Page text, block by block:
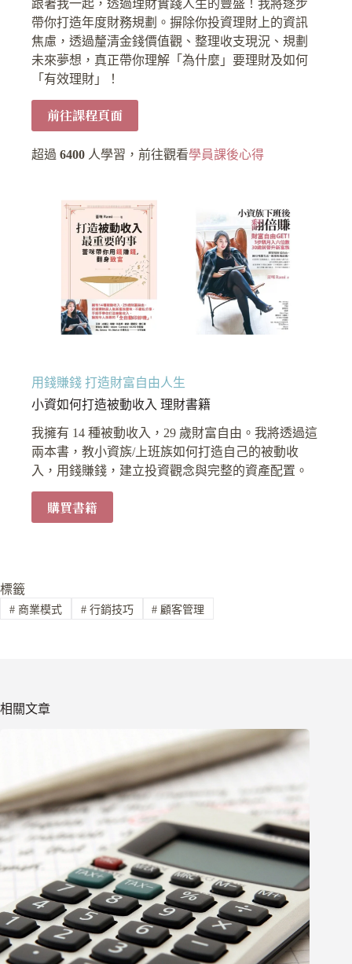
跟著我一起，透過理財實踐人生的豐盛！我將逐步
帶你打造年度財務規劃。摒除你投資理財上的資訊
焦慮，透過釐清金錢價值觀、整理收支現況、規劃
未來夢想，真正帶你理解「為什麼」要理財及如何
「有效理財」！
前往課程頁面
超過6400 人學習，前往觀看學員課後心得
用錢賺錢 打造財富自由人生
小資如何打造被動收入 理財書籍
我擁有 14 種被動收入，29 歲財富自由。我將透過這
兩本書，教小資族/上班族如何打造自己的被動收
入，用錢賺錢，建立投資觀念與完整的資產配置。
購買書籍
標籤
#商業模式 #行銷技巧 # 顧客管理
相關文章